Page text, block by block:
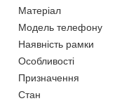
Матеріал
Модель телефону
Наявність рамки
Особливості
Призначення
Стан